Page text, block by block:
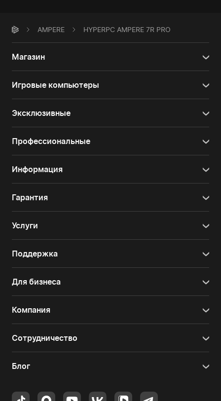
AMPERE HYPERPC AMPERE 7R PRO
Магазин
Игровые компьютеры
Эксклюзивные
Профессиональные
Информация
Гарантия
Услуги
Поддержка
Для бизнеса
Компания
Сотрудничество
Блог